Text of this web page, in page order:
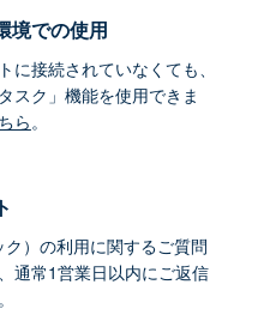
境での使用
に接続されていなくても、
スク」機能を使用できま
ら。
）の利用に関するご質問
通常1営業日以内にご返信